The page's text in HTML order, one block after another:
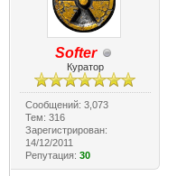
Softer
Куратор
Сообщений: 3,073
Тем: 316
Зарегистрирован:
14/12/2011
Репутация: 30